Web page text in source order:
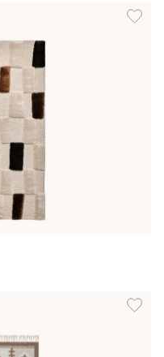
Lägg
Lägg